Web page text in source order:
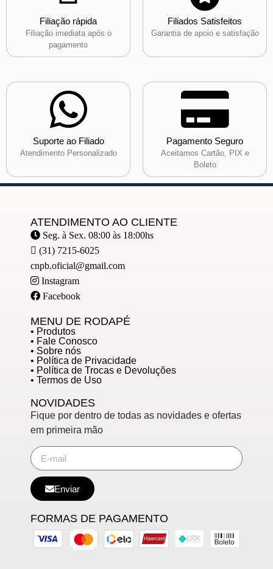
Filiação rápida
Filiação imediata após o
pagamento
Filiados Satisfeitos
Garantia de apoio e satisfação
Suporte ao Filiado
Atendimento Personalizado
Pagamento Seguro
Aceitamos Cartão, PIX e
Boleto
ATENDIMENTO AO CLIENTE
Seg. à Sex. 08:00 às 18:00hs
(31) 7215-6025
cnpb.oficial@gmail.com
Instagram
Facebook
MENU DE RODAPÉ
• Produtos
• Fale Conosco
• Sobre nós
• Política de Privacidade
• Política de Trocas e Devoluções
• Termos de Uso
NOVIDADES
Fique por dentro de todas as novidades e ofertas
em primeira mão
Enviar
FORMAS DE PAGAMENTO